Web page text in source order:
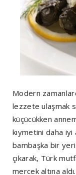
Modern
lezzete ulaşmak
küçücükken
kıymetini daha iyi
bambaşka bir
çıkarak, Türk
mercek altına aldı.